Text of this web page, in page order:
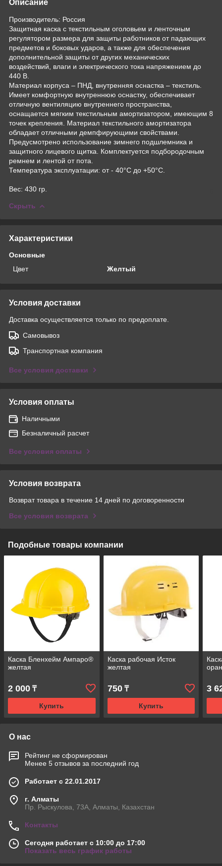
Описание
Производитель: Россия
Защитная каска с текстильным оголовьем и ленточным
регулятором размера для защиты работников от падающих
предметов и боковых ударов, а также для обеспечения
дополнительной защиты от других механических
воздействий, влаги и электрического тока напряжением до
440 В.
Материал корпуса – ПНД, внутренняя оснастка – текстиль.
Имеет комфортную внутреннюю оснастку, обеспечивает
отличную вентиляцию внутреннего пространства,
оснащается мягким текстильным амортизатором, имеющим 8
точек крепления. Материал текстильного амортизатора
обладает отличными демпфирующими свойствами.
Предусмотрено использование зимнего подшлемника и
защитного лицевого щитка. Комплектуется подбородочным
ремнем и лентой от пота.
Температура эксплуатации: от - 40°С до +50°С.
Вес: 430 гр.
Скрыть
Характеристики
Основные
Цвет
Желтый
Условия доставки
Доставка осуществляется только по предоплате.
Самовывоз
Транспортная компания
Все условия доставки
Условия оплаты
Наличными
Безналичный расчет
Все условия оплаты
Условия возврата
Возврат товара в течение 14 дней по договоренности
Все условия возврата
Подобные товары компании
Каска Бленхейм Ампаро®
желтая
2 000 ₸
Купить
Каска рабочая Исток
желтая
750₸
Купить
3
О нас
Рейтинг не сформирован
Менее 5 отзывов за последний год
Работает с 22.01.2017
г. Алматы
Пр. Рыскулова, 73А, Алматы, Казахстан
Контакты
Сегодня работает с 10:00 до 17:00
Показать весь график работы